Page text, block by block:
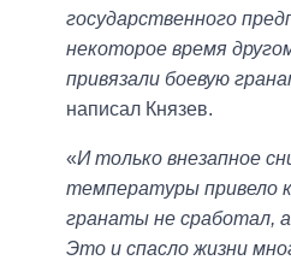
государственного
некоторое время
привязали боевую
написал Князев.
«И только внезапное
температуры привело
гранаты не сработал, а
Это и спасло жизни